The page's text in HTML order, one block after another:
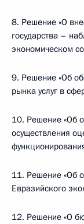
8. Решение «О
государства –
экономическом
9. Решение «Об
рынка услуг в
10. Решение «Об
осуществления
11. Решение «Об
Евразийского
12. Решение «О